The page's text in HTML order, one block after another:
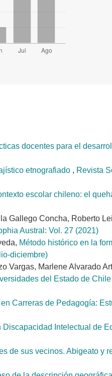
docentes para el
etnografiado , Revista
escolar chileno: el
Gallego Concha, Roberto
Austral: Vol. 27 (2021)
Método histórico en la
diciembre)
Vargas, Marlene Alvarado
del Estado de Chile
Carreras de Pedagogía:
Intelectual de
de sus vecinos. Abigeato y